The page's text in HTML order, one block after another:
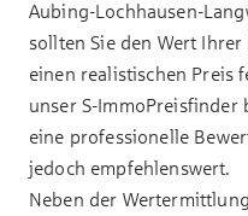
Aubing-Lochhausen-
sollten Sie den Wert
einen realistischen Preis
unser S-ImmoPreisfinder
eine professionelle
jedoch empfehlenswert.
Neben der